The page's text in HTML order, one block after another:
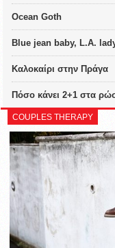
Ocean Goth
Blue jean baby, L.A.
Καλοκαίρι στην Πράγα
Πόσο κάνει 2+1 στα
COUPLES THERAPY